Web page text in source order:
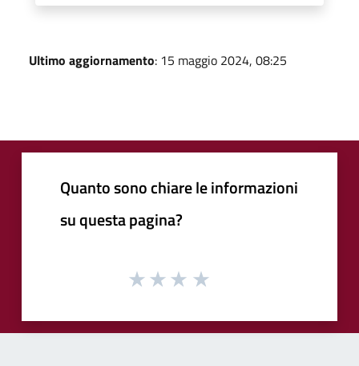
Ultimo aggiornamento: 15 maggio 2024, 08:25
Quanto sono chiare le informazioni
su questa pagina?